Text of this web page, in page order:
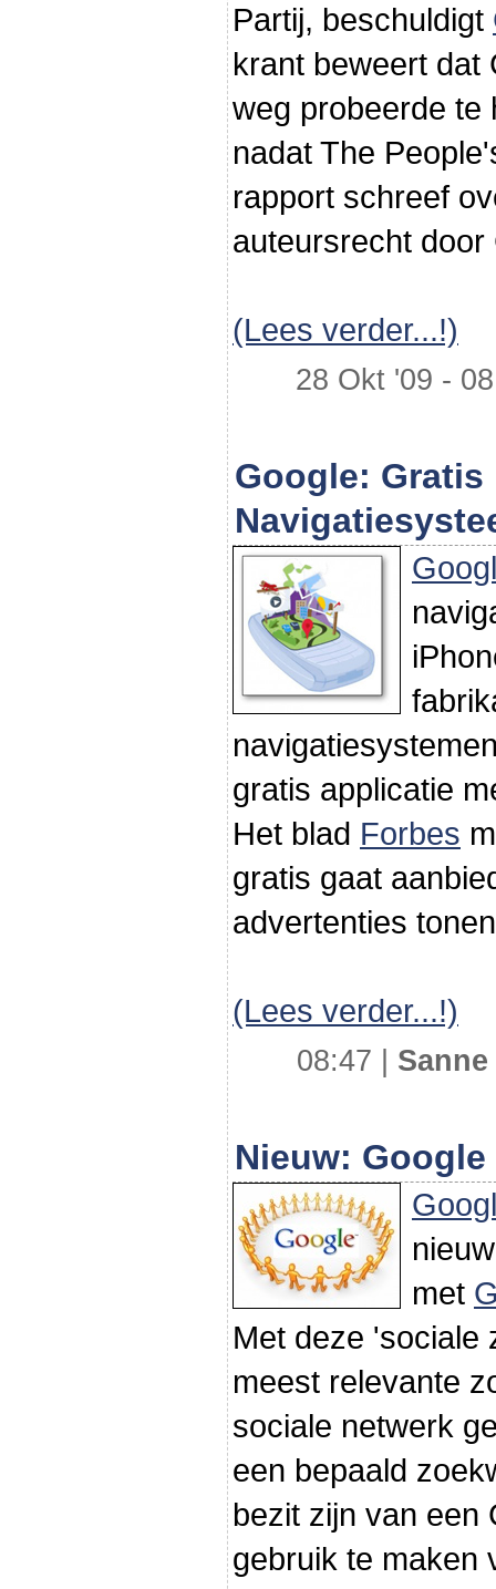
Partij, beschuldigt
krant beweert dat
weg probeerde te
nadat The
rapport schreef
auteursrecht door
(Lees verder...!)
28 Okt '09 -
Google: Gratis
gratis applicatie
Het blad Forbes
gratis gaat
advertenties
(Lees verder...!)
08:47 | Sanne
Nieuw:
met
Met deze 'sociale
meest relevante
sociale netwerk
een bepaald
bezit zijn van een
gebruik te maken